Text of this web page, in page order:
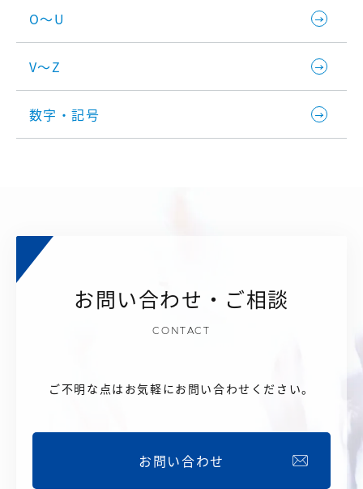
O～U
V～Z
数字・記号
お問い合わせ・ご相談
CONTACT
ご不明な点はお気軽にお問い合わせください。
お問い合わせ